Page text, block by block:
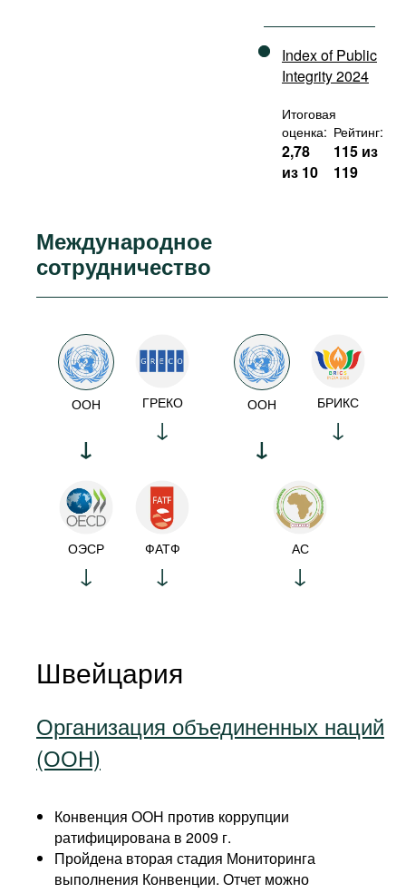
Index of Public
Integrity 2024
Итоговая
оценка:
2,78
из 10
Рейтинг:
115 из
119
Международное
сотрудничество
ООН ГРЕКО
ОЭСР ФАТФ
ООН БРИКС
АС
Швейцария
Организация объединенных наций
(ООН)
Конвенция ООН против коррупции
ратифицирована в 2009 г.
Пройдена вторая стадия Мониторинга
выполнения Конвенции. Отчет можно